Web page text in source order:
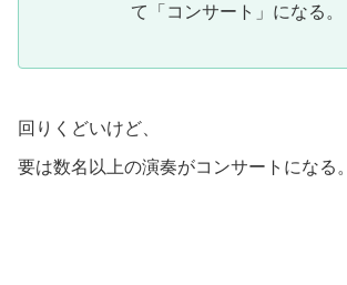
て「コンサート」になる。
回りくどいけど、
要は数名以上の演奏がコンサートになる。